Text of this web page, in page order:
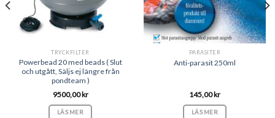
TRYCKFILTER
Powerbead 20 med beads ( Slut
och utgått, Säljs ej längre från
pondteam )
9500,00kr
LÄS MER
PARASITER
Anti-parasit 250ml
145,00kr
LÄS MER